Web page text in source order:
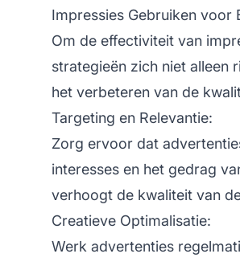
Impressies Gebruiken voor
Om de effectiviteit van
strategieën zich niet alleen
het verbeteren van de
Targeting en Relevantie:
Zorg ervoor dat
interesses en het gedrag
verhoogt de kwaliteit van
Creatieve Optimalisatie:
Werk advertenties